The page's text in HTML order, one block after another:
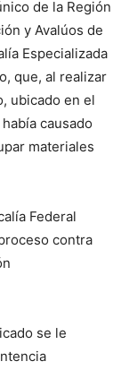
de la Región
y Avalúos de
Especializada
que, al realizar
ubicado en el
causado
materiales
Federal
contra
se le